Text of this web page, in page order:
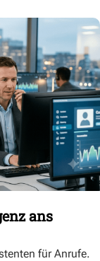
ans
für Anrufe.